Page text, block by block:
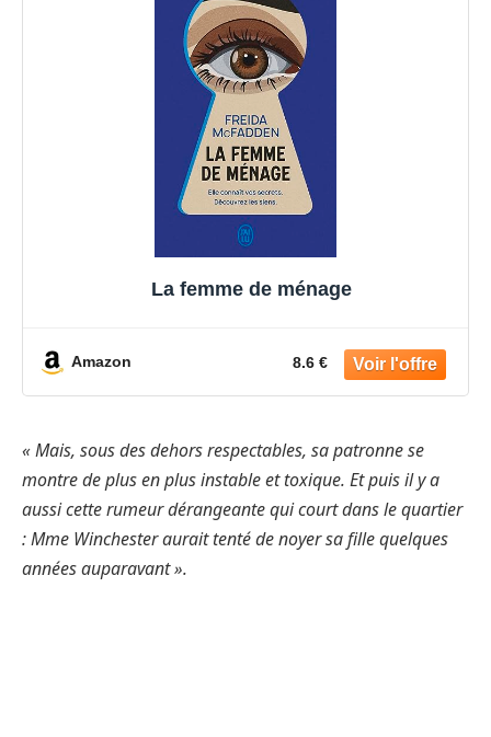
La femme de ménage
Amazon 8.6 €
« Mais, sous des dehors respectables, sa patronne se
montre de plus en plus instable et toxique. Et puis il y a
aussi cette rumeur dérangeante qui court dans le quartier
: Mme Winchester aurait tenté de noyer sa fille quelques
années auparavant ».